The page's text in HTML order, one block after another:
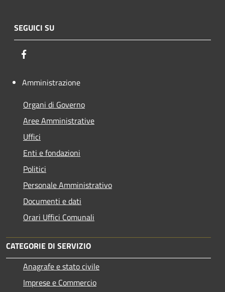
SEGUICI SU
Amministrazione
Organi di Governo
Aree Amministrative
Uffici
Enti e fondazioni
Politici
Personale Amministrativo
Documenti e dati
Orari Uffici Comunali
CATEGORIE DI SERVIZIO
Anagrafe e stato civile
Imprese e Commercio